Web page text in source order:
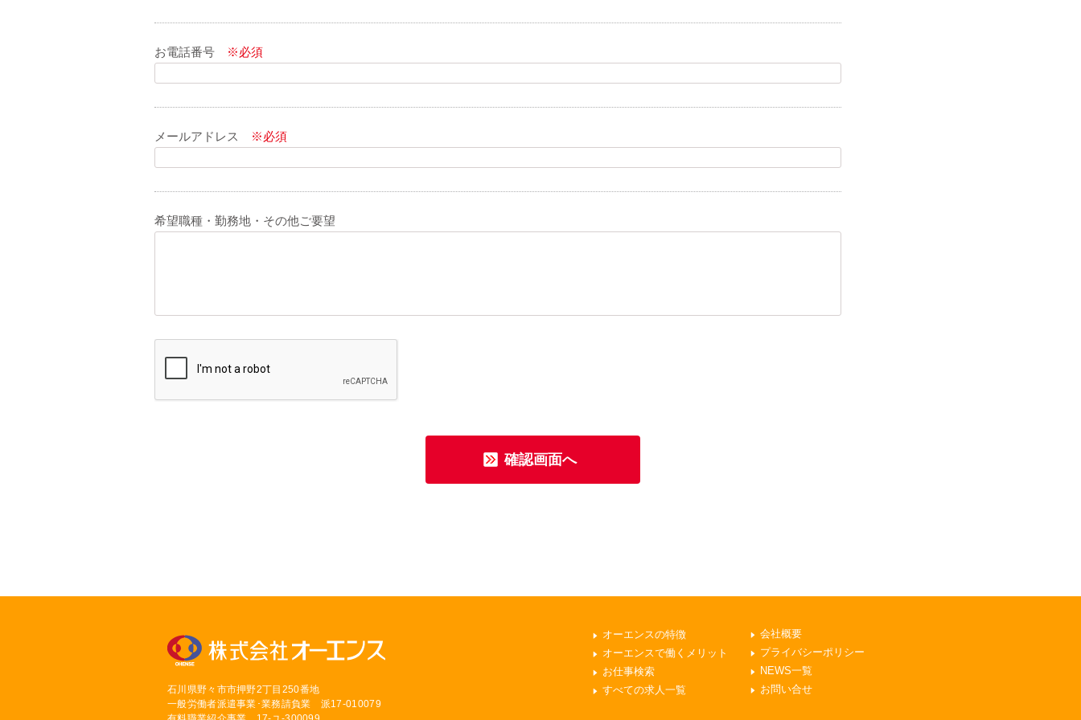
お電話番号 ※必須
メールアドレス ※必須
希望職種・勤務地・その他ご要望
石川県野々市市押野2丁目250番地
一般労働者派遣事業･業務請負業 派17-010079
オーエンスの特徴
オーエンスで働くメリット
お仕事検索
すべての求人一覧
会社概要
プライバシーポリシー
NEWS一覧
お問い合せ